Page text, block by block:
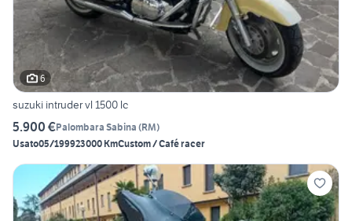
6
suzuki intruder vl 1500 lc
5.900 €Palombara Sabina (RM)
Usato05/199923000 KmCustom / Café racer